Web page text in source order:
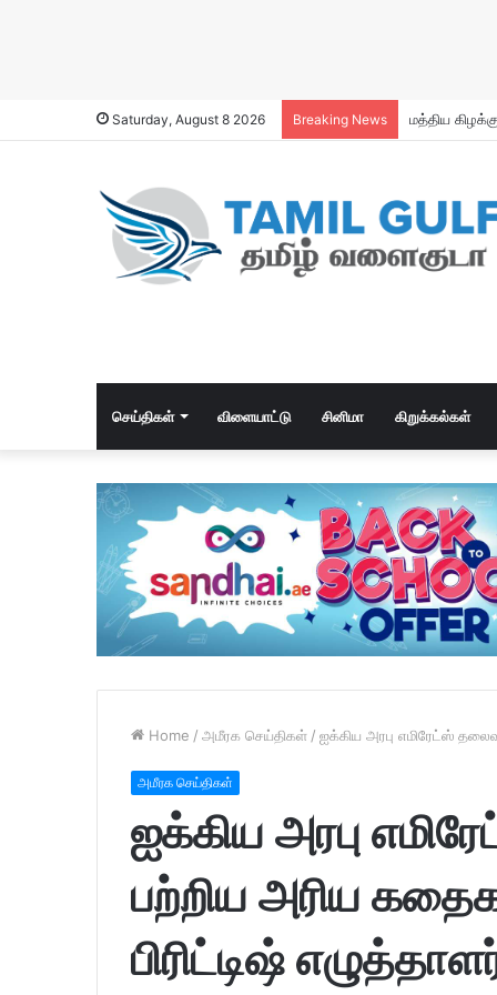
Saturday, August 8 2026 Breaking News Premium
செய்திகள் விளையாட்டு சினிமா கிறுக்கல்கள்
Home / அமீரக செய்திகள் / ஐக்கிய அரபு எமிரேட்ஸ்
அமீரக செய்திகள்
ஐக்கிய அரபு
பற்றிய அரிய
பிரிட்டிஷ்